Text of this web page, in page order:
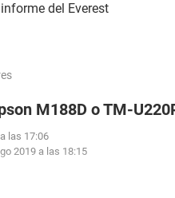
del Everest
M188D o TM-
las 17:06
2019 a las 18:15